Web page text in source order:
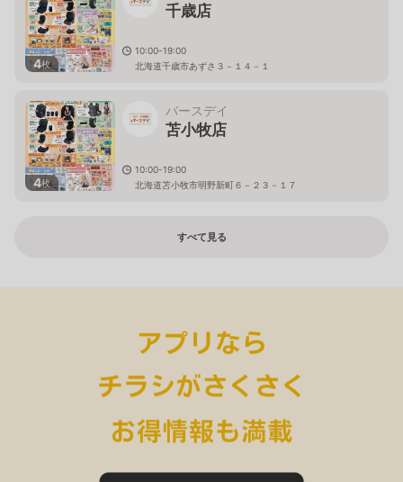
4枚
千歳店
10:00-19:00
北海道千歳市あずさ３－１４－１
4枚
バースデイ
苫小牧店
10:00-19:00
北海道苫小牧市明野新町６－２３－１７
すべて見る